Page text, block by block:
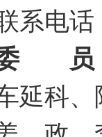
系电
员
延科